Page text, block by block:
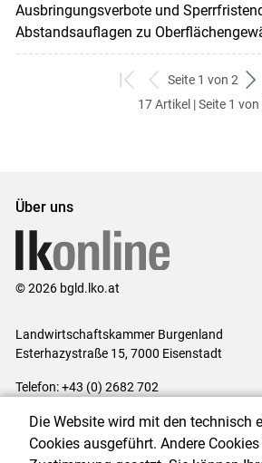
Ausbringungsverbote und
Abstandsauflagen zu
zum
ersten
zurück
zum
Seite 1 von 2
17 Artikel | Seite 1 von
Über uns
© 2026 bgld.lko.at
Landwirtschaftskammer Burgenland
Esterhazystraße 15, 7000 Eisenstadt
Telefon: +43 (0) 2682 702
Impressum|Kontakt|
Cookie-Einstellungen
Die Website wird mit den technisch
Cookies ausgeführt. Andere